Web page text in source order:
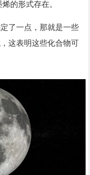
的形式存在。
了一点，那就是一些
这表明这些化合物可